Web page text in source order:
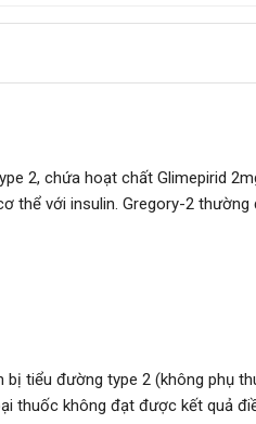
2, chứa hoạt chất Glimepirid
thể với insulin. Gregory-2
tiểu đường type 2 (không phụ
thuốc không đạt được kết quả